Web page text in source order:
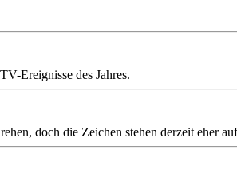
Ereignisse des Jahres.
doch die Zeichen stehen derzeit eher